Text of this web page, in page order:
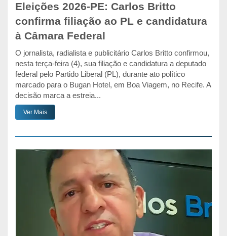
Eleições 2026-PE: Carlos Britto
confirma filiação ao PL e candidatura
à Câmara Federal
O jornalista, radialista e publicitário Carlos Britto confirmou,
nesta terça-feira (4), sua filiação e candidatura a deputado
federal pelo Partido Liberal (PL), durante ato político
marcado para o Bugan Hotel, em Boa Viagem, no Recife. A
decisão marca a estreia...
Ver Mais